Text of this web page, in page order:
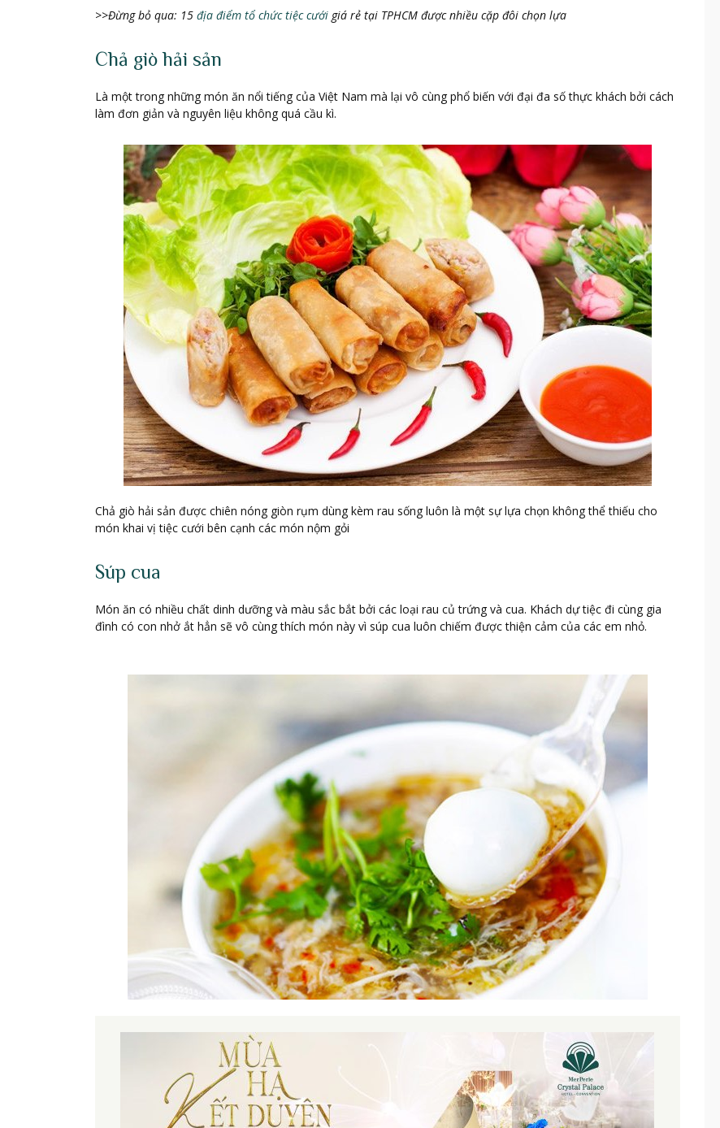
>>Đừng bỏ qua: 15 địa điểm tổ chức tiệc cưới giá rẻ tại TPHCM được nhiều cặp đôi chọn lựa
Chả giò hải sản
Là một trong những món ăn nổi tiếng của Việt Nam mà lại vô cùng phổ biến với đại đa số thực khách bởi cách
làm đơn giản và nguyên liệu không quá cầu kì.
Chả giò hải sản được chiên nóng giòn rụm dùng kèm rau sống luôn là một sự lựa chọn không thể thiếu cho
món khai vị tiệc cưới bên cạnh các món nộm gỏi
Súp cua
Món ăn có nhiều chất dinh dưỡng và màu sắc bắt bởi các loại rau củ trứng và cua. Khách dự tiệc đi cùng gia
đình có con nhở ắt hẳn sẽ vô cùng thích món này vì súp cua luôn chiếm được thiện cảm của các em nhỏ.